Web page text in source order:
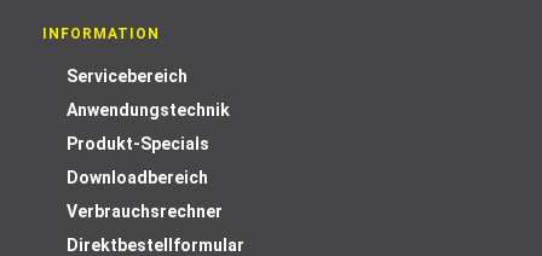
INFORMATION
Servicebereich
Anwendungstechnik
Produkt-Specials
Downloadbereich
Verbrauchsrechner
Direktbestellformular